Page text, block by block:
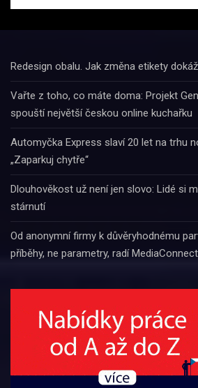
Redesign obalu. Jak změna etikety
Vařte z toho, co máte doma: Projekt
spouští největší českou online kuchařku
Automyčka Express slaví 20 let na trhu
„Zaparkuj chytře“
Dlouhověkost už není jen slovo: Lidé si
stárnutí
Od anonymní firmy k důvěryhodnému
příběhy, ne parametry, radí